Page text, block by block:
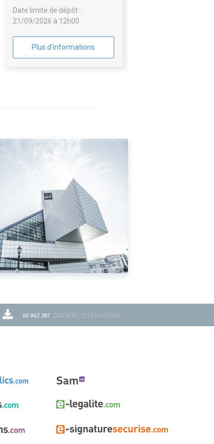
INACCESSIBLES
Date limite de dépôt :
21/09/2026 à 12h00
Plus d'informations
60 862 387 DOSSIERS TÉLÉCHARGÉS